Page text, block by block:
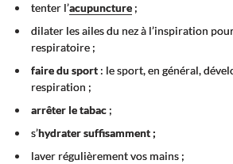
tenter l’acupuncture;
dilater les ailes du nez à l’inspiration
respiratoire ;
faire du sport: le sport, en général,
respiration ;
arrêter le tabac;
s’hydrater suffisamment ;
laver régulièrement vos mains ;